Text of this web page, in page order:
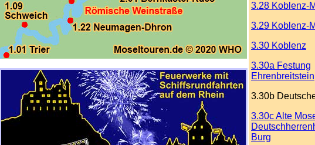
3.28 Koblenz-
3.29 Koblenz-
3.30 Koblenz
3.30a Festung
Ehrenbreitstein
3.30b
3.30c Alte
Burg